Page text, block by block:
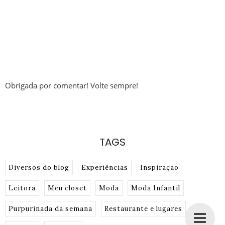
Obrigada por comentar! Volte sempre!
TAGS
Diversos do blog Experiências Inspiração
Leitora Meu closet Moda Moda Infantil
Purpurinada da semana Restaurante e lugares